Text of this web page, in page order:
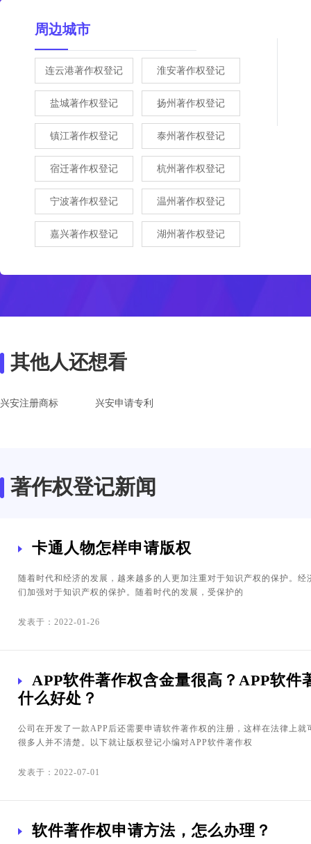
周边城市
连云港著作权登记 淮安著作权登记
盐城著作权登记 扬州著作权登记
镇江著作权登记 泰州著作权登记
宿迁著作权登记 杭州著作权登记
宁波著作权登记 温州著作权登记
嘉兴著作权登记 湖州著作权登记
其他人还想看
兴安注册商标 兴安申请专利
著作权登记新闻
卡通人物怎样申请版权
随着时代和经济的发展，越来越多的人更加注重对于知识产权的保护。经
们加强对于知识产权的保护。随着时代的发展，受保护的
发表于：2022-01-26
APP软件著作权含金量很高？APP软件
什么好处？
公司在开发了一款APP后还需要申请软件著作权的注册，这样在法律上就
很多人并不清楚。以下就让版权登记小编对APP软件著作权
发表于：2022-07-01
软件著作权申请方法，怎么办理？